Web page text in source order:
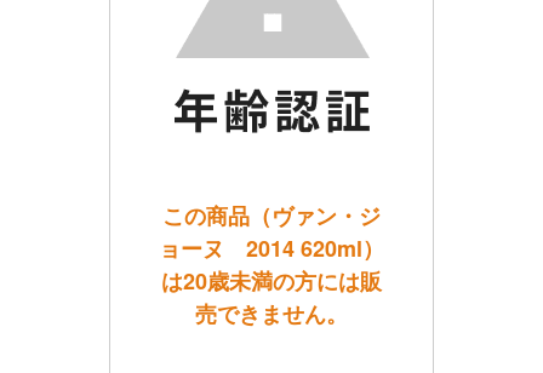
この商品（ヴァン・ジ
ョーヌ 2014 620ml）
は20歳未満の方には販
売できません。